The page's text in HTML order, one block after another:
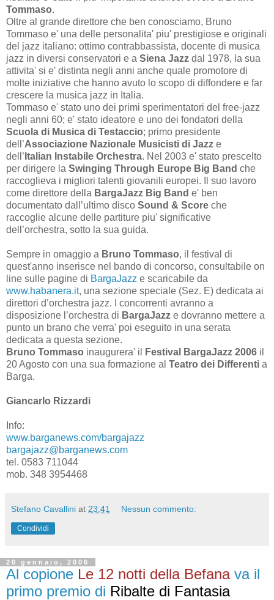
Tommaso.
Oltre al grande direttore che ben conosciamo, Bruno
Tommaso e' una delle personalita' piu' prestigiose e originali
del jazz italiano: ottimo contrabbassista, docente di musica
jazz in diversi conservatori e a Siena Jazz dal 1978, la sua
attivita' si e' distinta negli anni anche quale promotore di
molte iniziative che hanno avuto lo scopo di diffondere e far
crescere la musica jazz in Italia.
Tommaso e' stato uno dei primi sperimentatori del free-jazz
negli anni 60; e' stato ideatore e uno dei fondatori della
Scuola di Musica di Testaccio; primo presidente
dell’Associazione Nazionale Musicisti di Jazz e
dell’ Italian Instabile Orchestra. Nel 2003 e' stato prescelto
per dirigere la Swinging Through Europe Big Band che
raccoglieva i migliori talenti giovanili europei. Il suo lavoro
come direttore della BargaJazz Big Band e' ben
documentato dall’ultimo disco Sound & Score che
raccoglie alcune delle partiture piu' significative
dell’orchestra, sotto la sua guida.
Sempre in omaggio a Bruno Tommaso, il festival di
quest'anno inserisce nel bando di concorso, consultabile on
line sulle pagine di BargaJazz e scaricabile da
www.habanera.it, una sezione speciale (Sez. E) dedicata ai
direttori d’orchestra jazz. I concorrenti avranno a
disposizione l’orchestra di BargaJazz e dovranno mettere a
punto un brano che verra' poi eseguito in una serata
dedicata a questa sezione.
Bruno Tommaso inaugurera' il Festival BargaJazz 2006 il
20 Agosto con una sua formazione al Teatro dei Differenti a
Barga.
Giancarlo Rizzardi
Info:
www.barganews.com/bargajazz
bargajazz@barganews.com
tel. 0583 711044
mob. 348 3954468
Stefano Cavallini at 23:41 Nessun commento:
Condividi
20 gennaio, 2006
Al copione Le 12 notti della Befanava il
primo premio di Ribalte di Fantasia